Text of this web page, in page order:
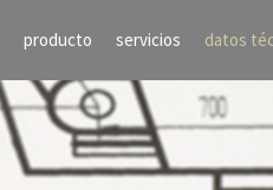
producto servicios datos